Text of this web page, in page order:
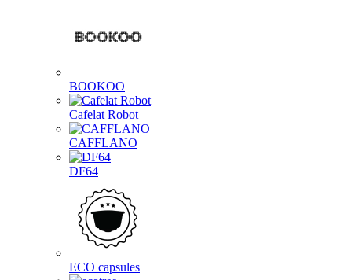
BOOKOO
Cafelat Robot
CAFFLANO
DF64
ECO capsules